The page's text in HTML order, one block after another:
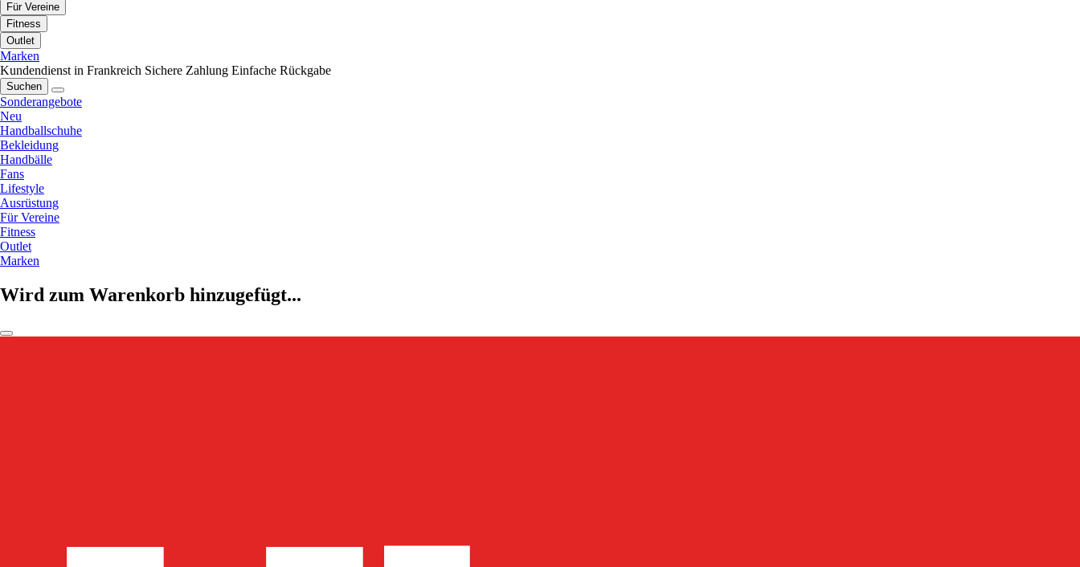
Für Vereine
Fitness
Outlet
Marken
Kundendienst in Frankreich Sichere Zahlung Einfache Rückgabe
Suchen
Sonderangebote
Neu
Handballschuhe
Bekleidung
Handbälle
Fans
Lifestyle
Ausrüstung
Für Vereine
Fitness
Outlet
Marken
Wird zum Warenkorb hinzugefügt...